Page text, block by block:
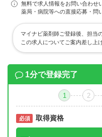
無料で求人情報をお問い合わせ
薬局・病院等への直接応募・問
マイナビ薬剤師ご登録後、担当
この求人についてご案内差し上
1分で登録完了
1 2
必須 取得資格